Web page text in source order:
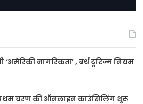
नागरिकता’ , बर्थ टूरिज्म नियम
चरण की ऑनलाइन काउंसिलिंग शुरू